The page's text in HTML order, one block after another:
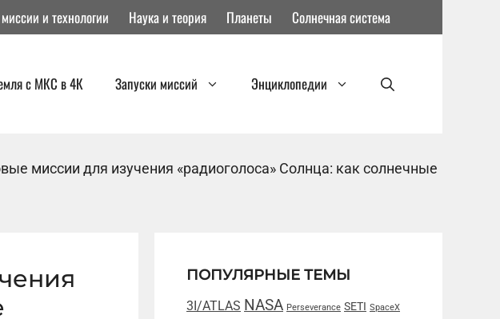
и технологии Наука и теория Планеты Солнечная система
с МКС в 4К Запуски миссий Энциклопедии
миссии для изучения «радиоголоса» Солнца: как солнечные
ПОПУЛЯРНЫЕ ТЕМЫ
3I/ATLAS NASA Perseverance SETI SpaceX